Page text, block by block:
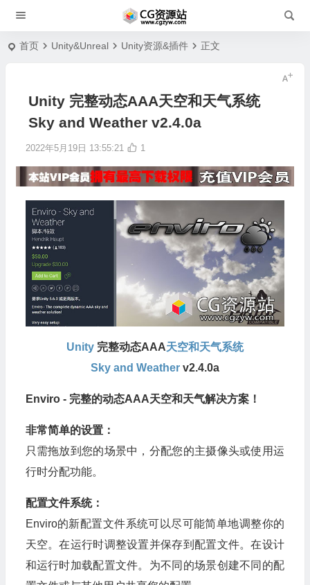
首页 Unity&Unreal Unity资源&插件 正文
Unity 完整动态AAA天空和天气系统
Sky and Weather v2.4.0a
2022年5月19日 13:55:21 1
Unity完整动态AAA天空和天气系统
Sky and Weatherv2.4.0a
Enviro - 完整的动态AAA天空和天气解决方案！
非常简单的设置：
只需拖放到您的场景中，分配您的主摄像头或使用运
行时分配功能。
配置文件系统：
Enviro的新配置文件系统可以尽可能简单地调整你的
天空。在运行时调整设置并保存到配置文件。在设计
和运行时加载配置文件。为不同的场景创建不同的配